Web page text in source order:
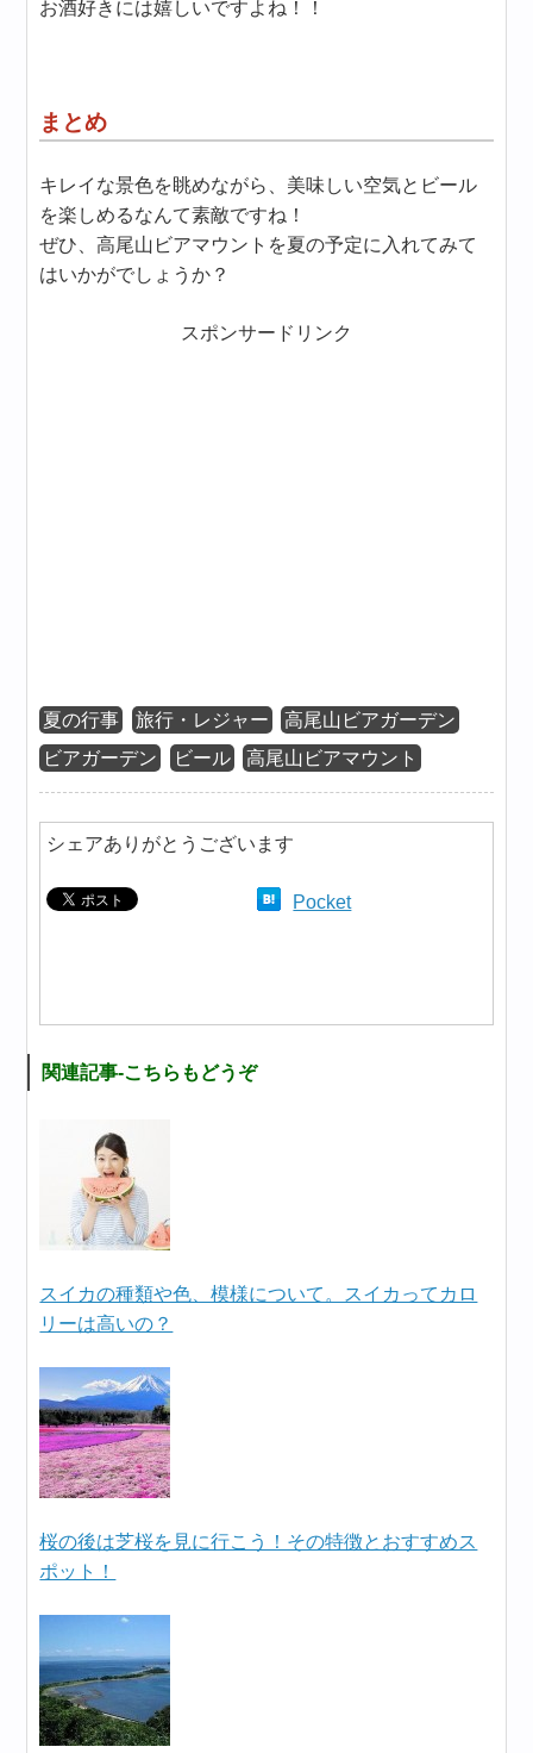
お酒好きには嬉しいですよね！！
まとめ
キレイな景色を眺めながら、美味しい空気とビール
を楽しめるなんて素敵ですね！
ぜひ、高尾山ビアマウントを夏の予定に入れてみて
はいかがでしょうか？
スポンサードリンク
夏の行事 旅行・レジャー
高尾山ビアガーデン
ビアガーデン
ビール 高尾山ビアマウント
シェアありがとうございます
Pocket
関連記事-こちらもどうぞ
スイカの種類や色、模様について。スイカってカロ
リーは高いの？
桜の後は芝桜を見に行こう！その特徴とおすすめス
ポット！